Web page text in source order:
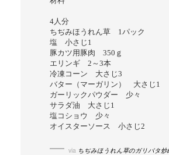
4人分
ちぢみほうれん草 1パック
塩 小さじ1
豚カツ用豚肉 350ｇ
エリンギ 2～3本
冷凍コーン 大さじ3
バター（マーガリン） 大さじ1
ガーリックパウダー 少々
サラダ油 大さじ1
塩コショウ 少々
オイスターソース 小さじ2
via ちぢみほうれん草のガリバタ